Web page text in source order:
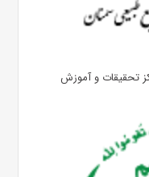
تحقیقات و آموزش